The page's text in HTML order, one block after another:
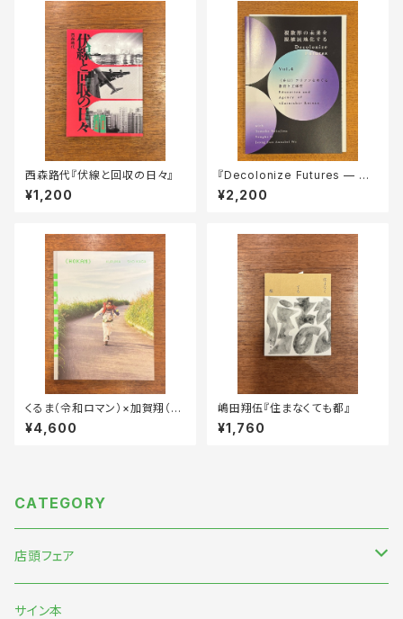
西森路代『伏線と回収の日々』
¥1,200
『Decolonize Futures — 複
数形の未来を脱植民地化する
— Vol. 4「〈在日〉コリアンをめ
¥2,200
くるま（令和ロマン）×加賀翔（か
が屋）『補完』（通常盤）
¥4,600
嶋田翔伍『住まなくても都』
¥1,760
CATEGORY
店頭フェア
5月末〜伊藤紺『わたしのなかにある巨大な星』刊行記念フェア
サイン本